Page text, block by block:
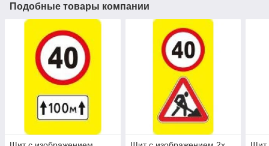
Подобные товары компании